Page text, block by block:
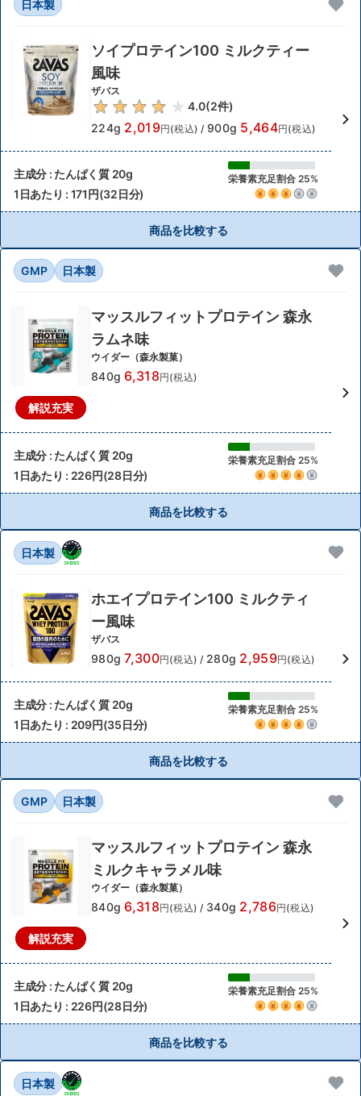
日本製
ソイプロテイン100 ミルクティー
風味
ザバス
4.0(2件)
224g 2,019円(税込) / 900g 5,464円(税込)
主成分 : たんぱく質 20g 栄養素充足割合 25%
1日あたり : 171円(32日分)
商品を比較する
GMP 日本製
解説充実
マッスルフィットプロテイン 森永
ラムネ味
ウイダー（森永製菓）
840g 6,318円(税込)
主成分 : たんぱく質 20g 栄養素充足割合 25%
1日あたり : 226円(28日分)
商品を比較する
日本製
ホエイプロテイン100 ミルクティ
ー風味
ザバス
980g 7,300円(税込) / 280g 2,959円(税込)
主成分 : たんぱく質 20g 栄養素充足割合 25%
1日あたり : 209円(35日分)
商品を比較する
GMP 日本製
解説充実
マッスルフィットプロテイン 森永
ミルクキャラメル味
ウイダー（森永製菓）
840g 6,318円(税込) / 340g 2,786円(税込)
主成分 : たんぱく質 20g 栄養素充足割合 25%
1日あたり : 226円(28日分)
商品を比較する
日本製